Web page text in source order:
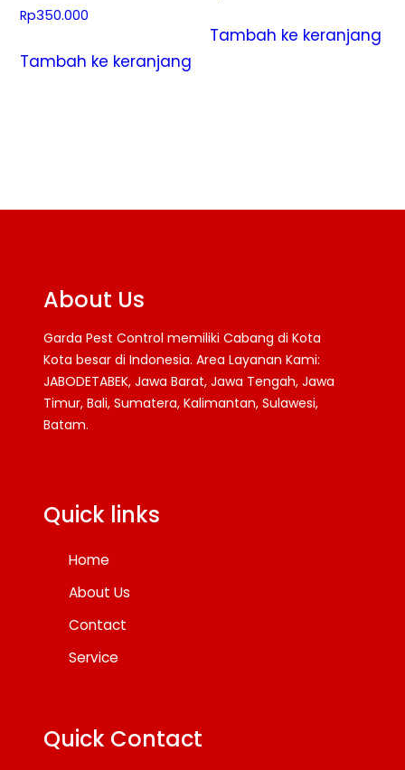
Rp350.000
Tambah ke keranjang
Tambah ke keranjang
About Us
Garda Pest Control memiliki Cabang di Kota
Kota besar di Indonesia. Area Layanan Kami:
JABODETABEK, Jawa Barat, Jawa Tengah, Jawa
Timur, Bali, Sumatera, Kalimantan, Sulawesi,
Batam.
Quick links
Home
About Us
Contact
Service
Quick Contact